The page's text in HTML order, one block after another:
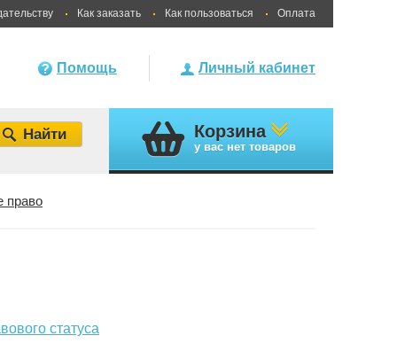
Как заказать Как пользоваться Оплата
Личный кабинет
Помощь
Корзина
у вас нет товаров
право
статуса